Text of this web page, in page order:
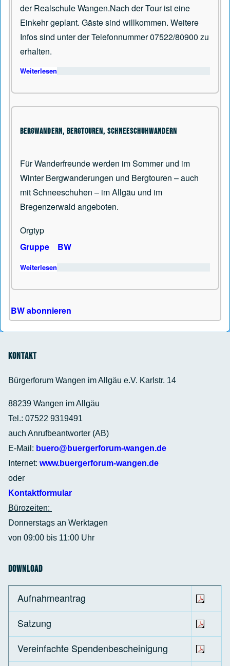
der Realschule Wangen.Nach der Tour ist eine
Einkehr geplant. Gäste sind willkommen. Weitere
Infos sind unter der Telefonnummer 07522/80900 zu
erhalten.
Weiterlesen
Bergwandern, Bergtouren, Schneeschuhwandern
Für Wanderfreunde werden im Sommer und im
Winter Bergwanderungen und Bergtouren – auch
mit Schneeschuhen – im Allgäu und im
Bregenzerwald angeboten.
Orgtyp
Gruppe
BW
Weiterlesen
BW abonnieren
Kontakt
Bürgerforum Wangen im Allgäu e.V. Karlstr. 14
88239 Wangen im Allgäu
Tel.: 07522 9319491
auch Anrufbeantworter (AB)
E-Mail: buero@buergerforum-wangen.de
Internet: www.buergerforum-wangen.de
oder
Kontaktformular
Bürozeiten:
Donnerstags an Werktagen
von 09:00 bis 11:00 Uhr
Download
Aufnahmeantrag
Satzung
Vereinfachte Spendenbescheinigung